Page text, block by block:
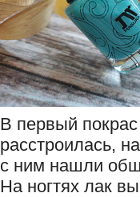
В первый
расстроилась,
с ним нашли
На ногтях лак